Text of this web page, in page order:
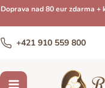
Doprava nad 80 eur zdarma +
+421 910 559 800